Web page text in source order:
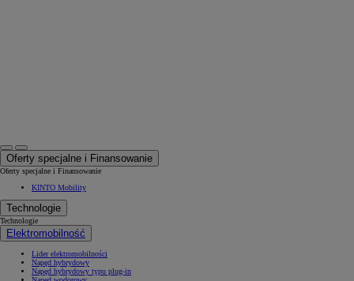
Oferty specjalne i Finansowanie
Oferty specjalne i Finansowanie
KINTO Mobility
Technologie
Technologie
Elektromobilność
Lider elektromobilności
Napęd hybrydowy
Napęd hybrydowy typu plug-in